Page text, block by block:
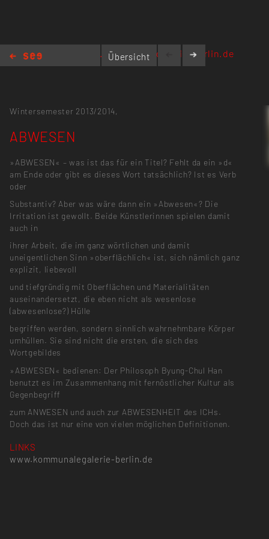
Übersicht
www.kommunalegalerie-berlin.de
Wintersemester 2013/2014,
ABWESEN
»ABWESEN« – was ist das für ein Titel? Fehlt da ein »d«
am Ende oder gibt es dieses Wort tatsächlich? Ist es Verb
oder
Substantiv? Aber was wäre dann ein »Abwesen«? Die
Irritation ist gewollt. Beide Künstlerinnen spielen damit
auch in
ihrer Arbeit, die im ganz wörtlichen und damit
uneigentlichen Sinn »oberflächlich« ist, sich nämlich ganz
explizit, liebevoll
und tiefgründig mit Oberflächen und Materialitäten
auseinandersetzt, die eben nicht als wesenlose
(abwesenlose?) Hülle
begriffen werden, sondern sinnlich wahrnehmbare Körper
umhüllen. Sie sind nicht die ersten, die sich des
Wortgebildes
»ABWESEN« bedienen: Der Philosoph Byung-Chul Han
benutzt es im Zusammenhang mit fernöstlicher Kultur als
Gegenbegriff
zum ANWESEN und auch zur ABWESENHEIT des ICHs.
Doch das ist nur eine von vielen möglichen Definitionen.
LINKS
www.kommunalegalerie-berlin.de